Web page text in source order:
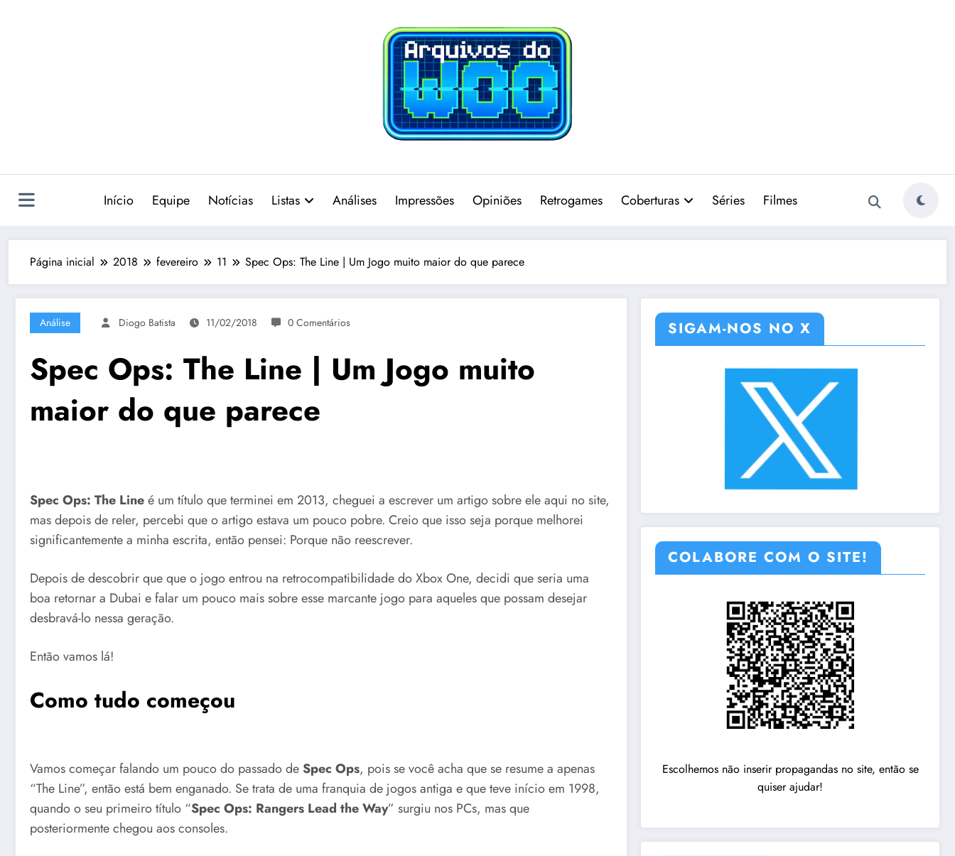
Início Equipe Notícias Listas Análises Impressões Opiniões Retrogames Coberturas Séries Filmes
Página inicial 2018 fevereiro 11 Spec Ops: The Line | Um Jogo muito maior do que parece
Análise Diogo Batista 11/02/2018 0 Comentários
Spec Ops: The Line | Um Jogo muito
maior do que parece
Spec Ops: The Lineé um título que terminei em 2013, cheguei a escrever um artigo sobre ele aqui no site,
mas depois de reler, percebi que o artigo estava um pouco pobre. Creio que isso seja porque melhorei
significantemente a minha escrita, então pensei: Porque não reescrever.
Depois de descobrir que que o jogo entrou na retrocompatibilidade do Xbox One, decidi que seria uma
boa retornar a Dubai e falar um pouco mais sobre esse marcante jogo para aqueles que possam desejar
desbravá-lo nessa geração.
Então vamos lá!
Como tudo começou
Vamos começar falando um pouco do passado deSpec Ops, pois se você acha que se resume a apenas
“The Line”, então está bem enganado. Se trata de uma franquia de jogos antiga e que teve início em 1998,
quando o seu primeiro título “Spec Ops: Rangers Lead the Way” surgiu nos PCs, mas que
posteriormente chegou aos consoles.
SIGAM-NOS NO X
COLABORE COM O SITE!
Escolhemos não inserir propagandas no site, então se
quiser ajudar!